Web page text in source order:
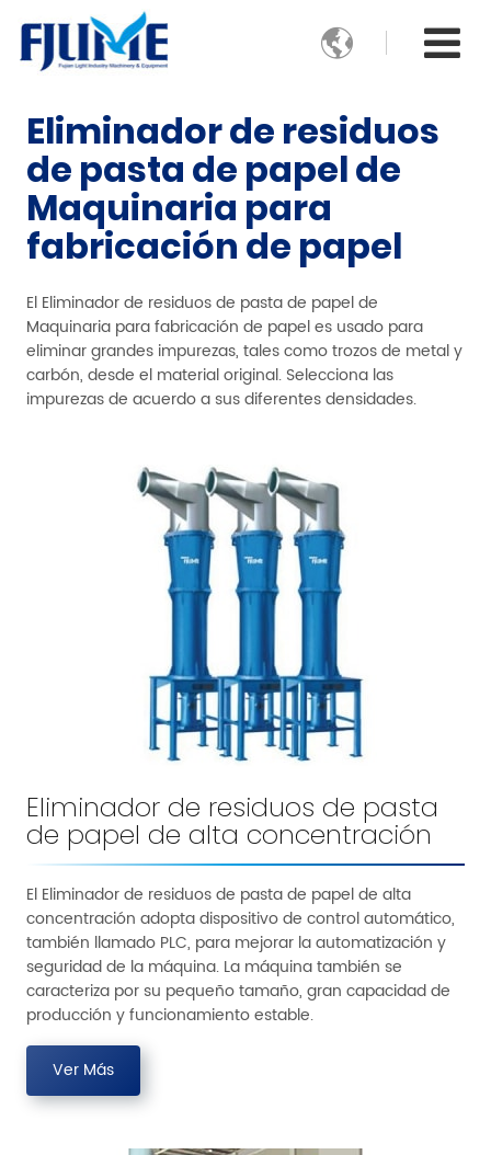

Eliminador de residuos
de pasta de papel de
Maquinaria para
fabricación de papel
El Eliminador de residuos de pasta de papel de
Maquinaria para fabricación de papel es usado para
eliminar grandes impurezas, tales como trozos de metal y
carbón, desde el material original. Selecciona las
impurezas de acuerdo a sus diferentes densidades.
Eliminador de residuos de pasta
de papel de alta concentración
El Eliminador de residuos de pasta de papel de alta
concentración adopta dispositivo de control automático,
también llamado PLC, para mejorar la automatización y
seguridad de la máquina. La máquina también se
caracteriza por su pequeño tamaño, gran capacidad de
producción y funcionamiento estable.
Ver Más